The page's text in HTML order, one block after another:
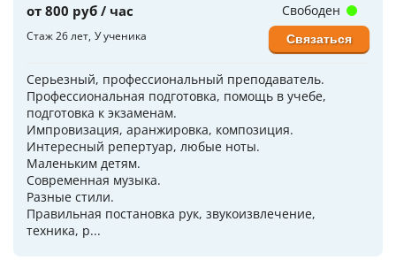
от 800 руб / час
Стаж 26 лет У ученика
Серьезный, профессиональный преподаватель.
Профессиональная подготовка, помощь в учебе,
подготовка к экзаменам.
Импровизация, аранжировка, композиция.
Интересный репертуар, любые ноты.
Маленьким детям.
Современная музыка.
Разные стили.
Правильная постановка рук, звукоизвлечение,
техника, р...
Свободен
Связаться